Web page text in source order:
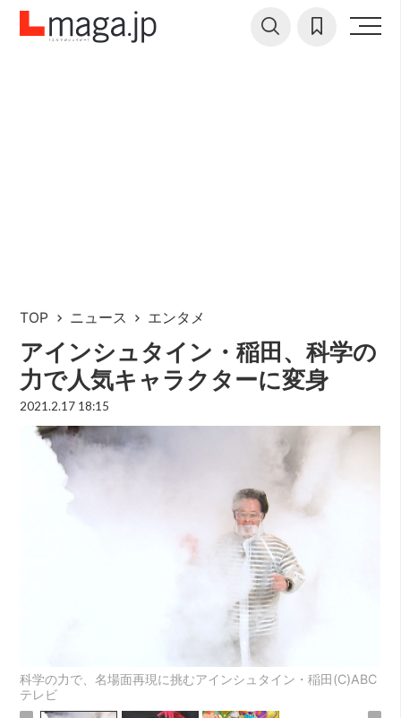
TOP ニュース エンタメ
アインシュタイン・稲田、科学の
力で人気キャラクターに変身
2021.2.17 18:15
科学の力で、名場面再現に挑むアインシュタイン・稲田(C)ABC
テレビ